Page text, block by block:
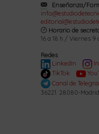
Enseñanza/
Horario de
16 a 18 h / Viernes 9
Redes
LinkedIn
TikTok
Canal de
36221. 28080-Madrid